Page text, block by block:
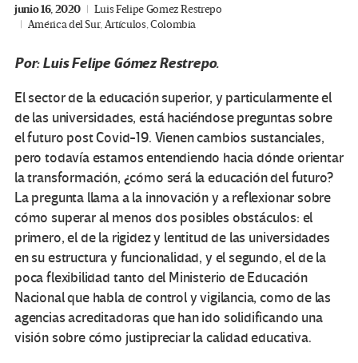
junio 16, 2020
Luis Felipe Gomez Restrepo
América del Sur,Artículos,Colombia
Por: Luis Felipe Gómez Restrepo.
El sector de la educación superior, y particularmente el
de las universidades, está haciéndose preguntas sobre
el futuro post Covid-19. Vienen cambios sustanciales,
pero todavía estamos entendiendo hacia dónde orientar
la transformación, ¿cómo será la educación del futuro?
La pregunta llama a la innovación y a reflexionar sobre
cómo superar al menos dos posibles obstáculos: el
primero, el de la rigidez y lentitud de las universidades
en su estructura y funcionalidad, y el segundo, el de la
poca flexibilidad tanto del Ministerio de Educación
Nacional que habla de control y vigilancia, como de las
agencias acreditadoras que han ido solidificando una
visión sobre cómo justipreciar la calidad educativa.